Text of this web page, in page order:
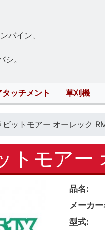
バイン、
。
タッチメント 草刈機
ットモアー オーレック
モアー
品名
メーカー
型式